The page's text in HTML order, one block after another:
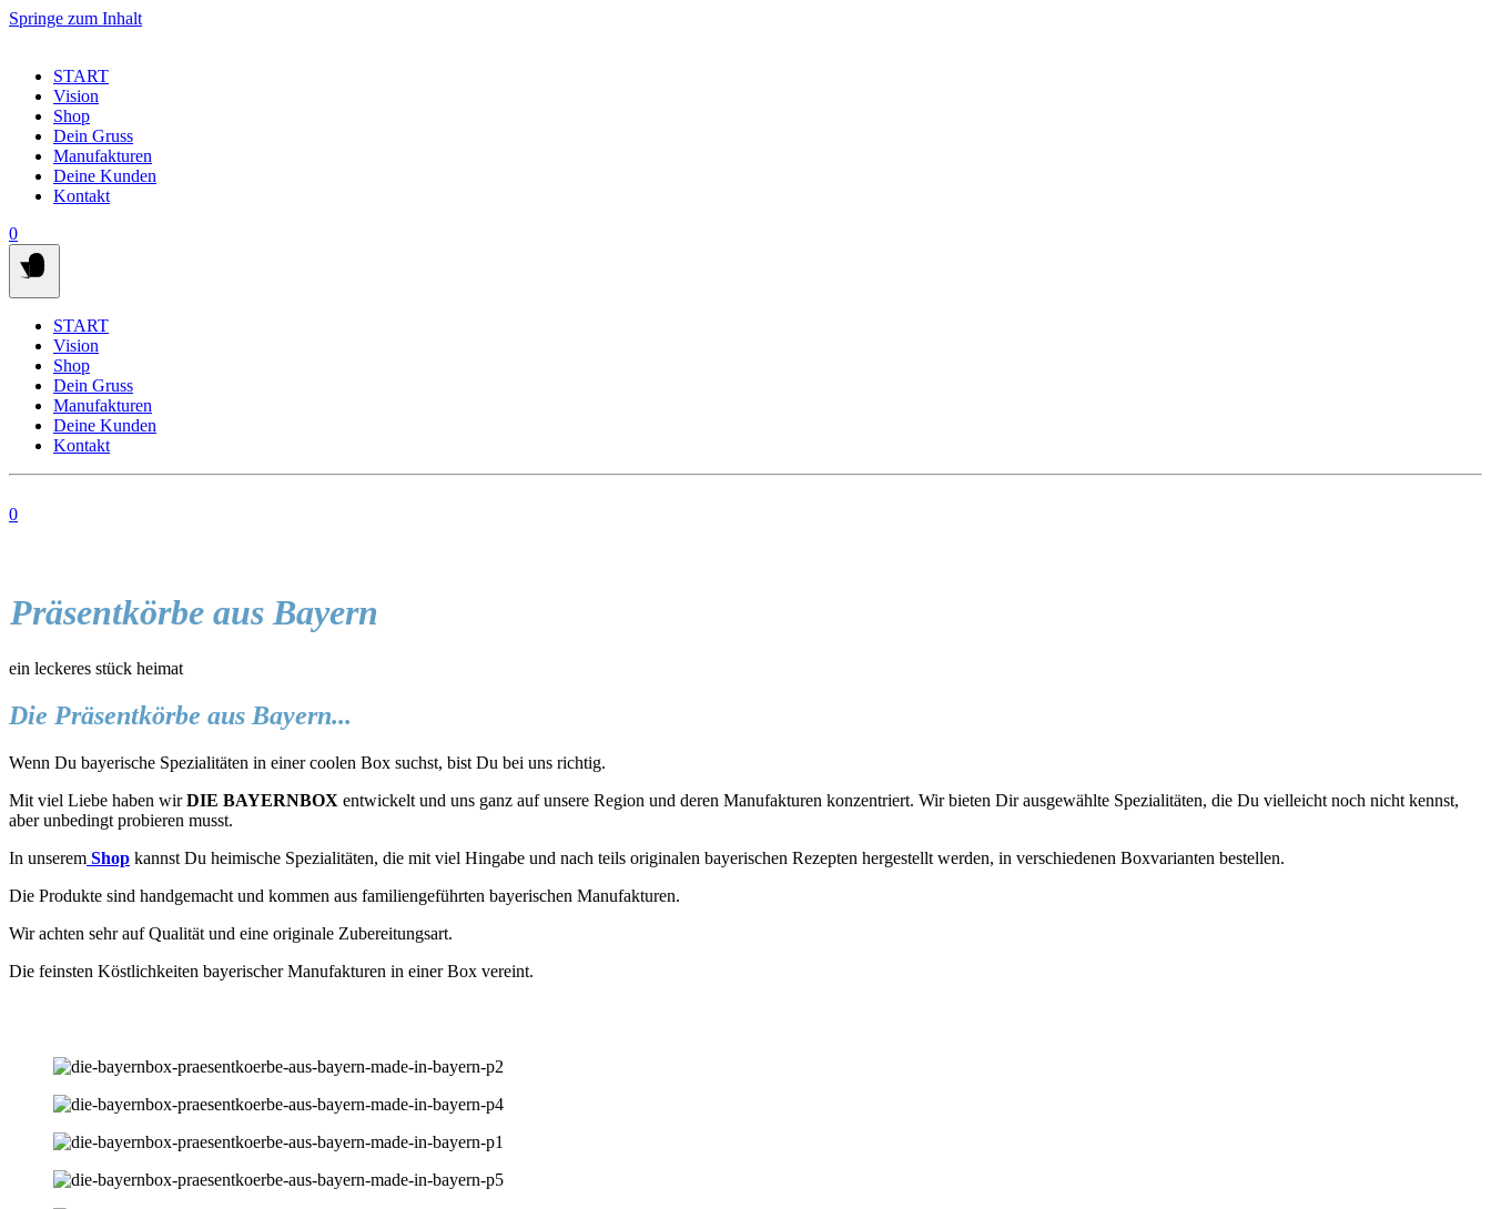
Springe zum Inhalt
START
Vision
Shop
Dein Gruss
Manufakturen
Deine Kunden
Kontakt
0
START
Vision
Shop
Dein Gruss
Manufakturen
Deine Kunden
Kontakt
0
Präsentkörbe aus Bayern
ein leckeres stück heimat
Die Präsentkörbe aus Bayern...
Wenn Du bayerische Spezialitäten in einer coolen Box suchst, bist Du bei uns richtig.
Mit viel Liebe haben wirDIE BAYERNBOX entwickelt und uns ganz auf unsere Region und deren Manufakturen konzentriert. Wir bieten Dir ausgewählte Spezialitäten, die Du vielleicht noch nicht kennst,
aber unbedingt probieren musst.
In unserem Shop kannst Du heimische Spezialitäten, die mit viel Hingabe und nach teils originalen bayerischen Rezepten hergestellt werden, in verschiedenen Boxvarianten bestellen.
Die Produkte sind handgemacht und kommen aus familiengeführten bayerischen Manufakturen.
Wir achten sehr auf Qualität und eine originale Zubereitungsart.
Die feinsten Köstlichkeiten bayerischer Manufakturen in einer Box vereint.